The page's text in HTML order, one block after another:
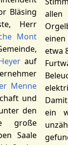
Bläsing
Herr
Mont
auf
Menne
und
den
große
Saale
etwa
ein